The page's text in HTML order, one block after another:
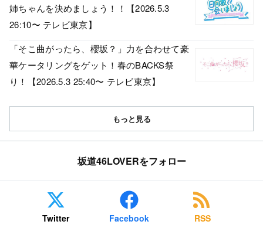
姉ちゃんを決めましょう！！【2026.5.3
26:10〜 テレビ東京】
「そこ曲がったら、櫻坂？」力を合わせて豪
華ケータリングをゲット！春のBACKS祭
り！【2026.5.3 25:40〜 テレビ東京】
もっと見る
坂道46LOVERをフォロー
Twitter Facebook RSS